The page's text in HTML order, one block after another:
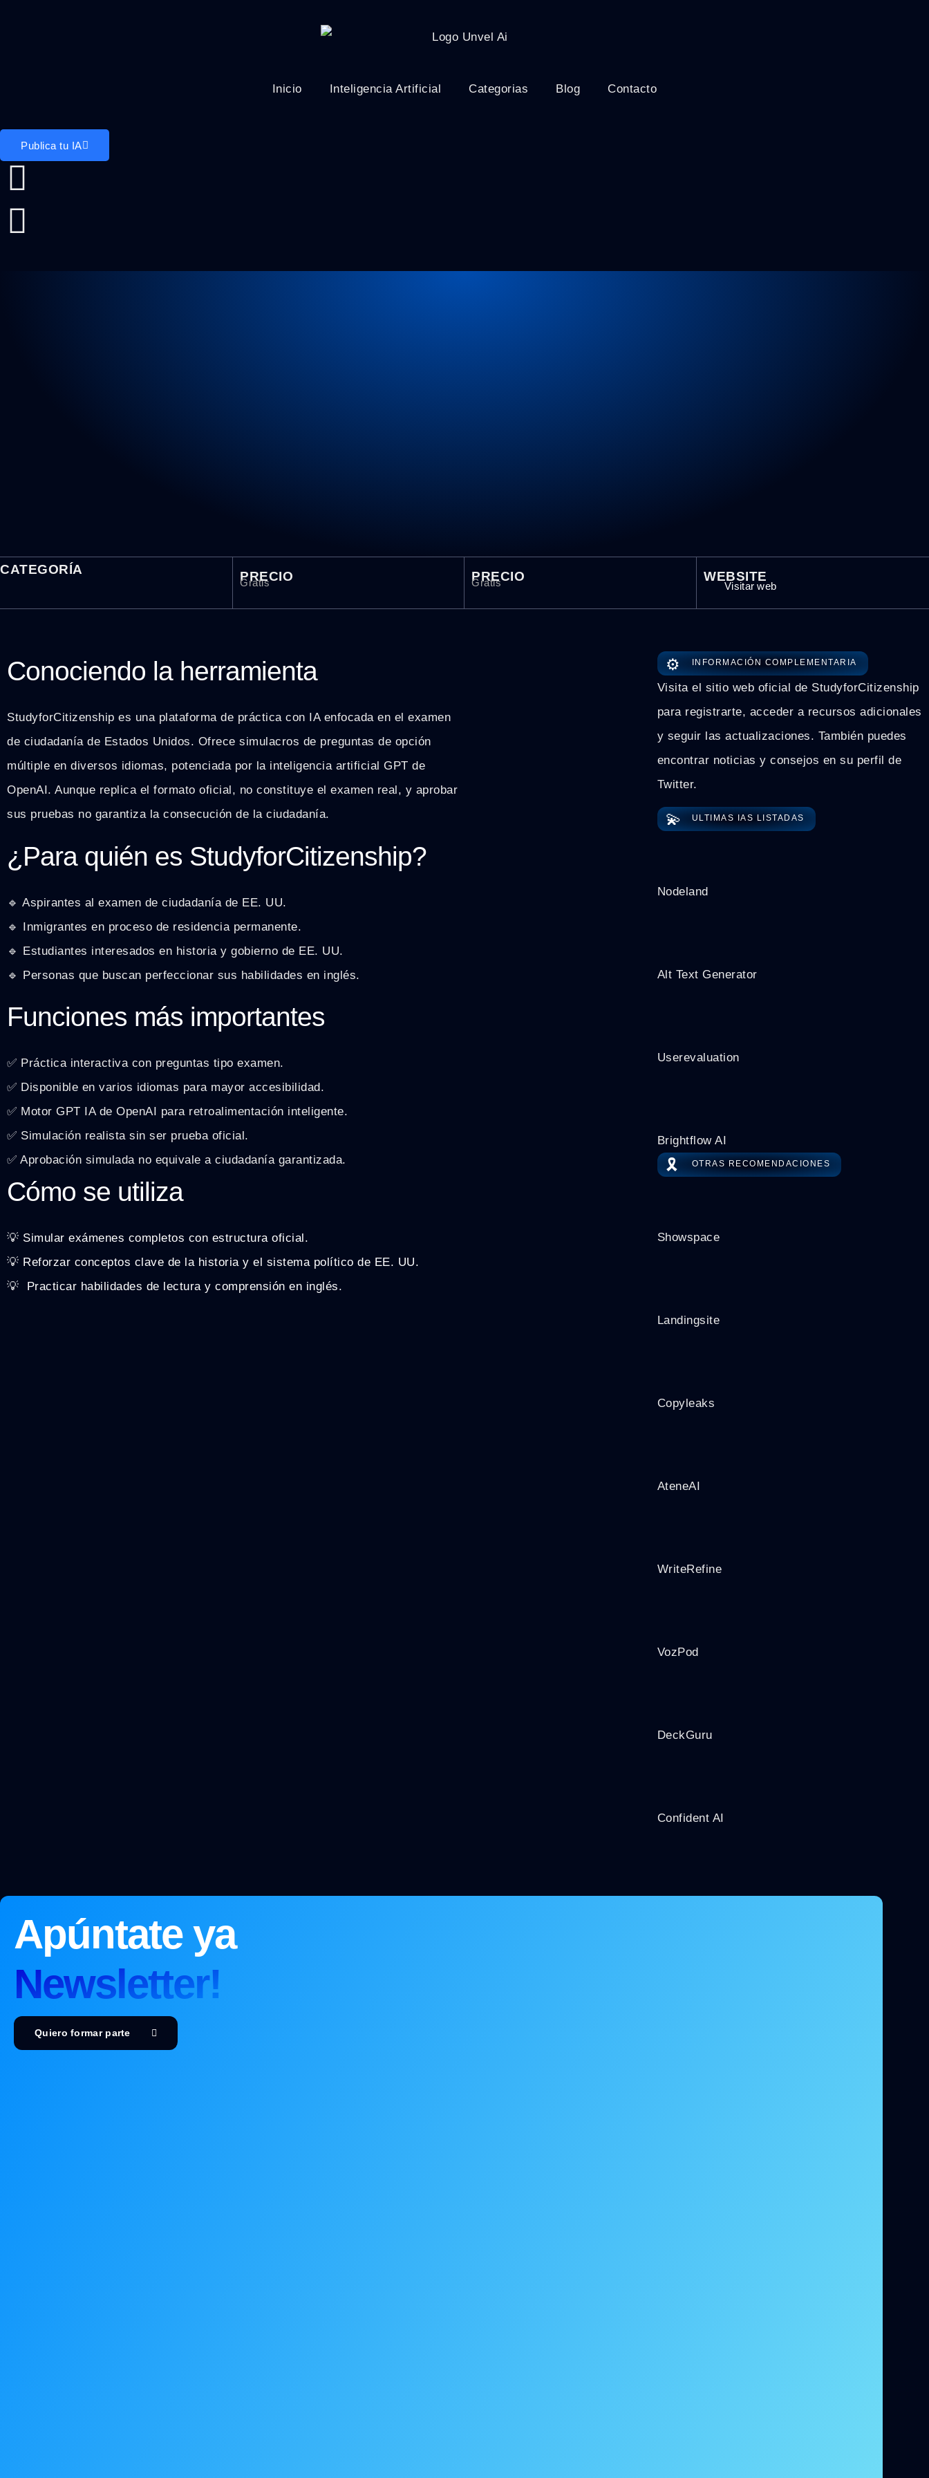
Inicio Inteligencia Artificial Categorias Blog Contacto
Publica tu IA
CATEGORÍA PRECIO
Gratis PRECIO
Gratis WEBSITE
Visitar web
Conociendo la herramienta
StudyforCitizenship es una plataforma de práctica con IA enfocada en el examen
de ciudadanía de Estados Unidos. Ofrece simulacros de preguntas de opción
múltiple en diversos idiomas, potenciada por la inteligencia artificial GPT de
OpenAI. Aunque replica el formato oficial, no constituye el examen real, y aprobar
sus pruebas no garantiza la consecución de la ciudadanía.
¿Para quién es StudyforCitizenship?
🔹 Aspirantes al examen de ciudadanía de EE. UU.
🔹 Inmigrantes en proceso de residencia permanente.
🔹 Estudiantes interesados en historia y gobierno de EE. UU.
🔹 Personas que buscan perfeccionar sus habilidades en inglés.
Funciones más importantes
✅ Práctica interactiva con preguntas tipo examen.
✅ Disponible en varios idiomas para mayor accesibilidad.
✅ Motor GPT IA de OpenAI para retroalimentación inteligente.
✅ Simulación realista sin ser prueba oficial.
✅ Aprobación simulada no equivale a ciudadanía garantizada.
Cómo se utiliza
💡 Simular exámenes completos con estructura oficial.
💡 Reforzar conceptos clave de la historia y el sistema político de EE. UU.
💡 ️ Practicar habilidades de lectura y comprensión en inglés.
⚙️ INFORMACIÓN COMPLEMENTARIA
Visita el sitio web oficial de StudyforCitizenship
para registrarte, acceder a recursos adicionales
y seguir las actualizaciones. También puedes
encontrar noticias y consejos en su perfil de
Twitter.
💫 ULTIMAS IAS LISTADAS
Nodeland
Alt Text Generator
Userevaluation
Brightflow AI
🎗️ OTRAS RECOMENDACIONES
Showspace
Landingsite
Copyleaks
AteneAI
WriteRefine
VozPod
DeckGuru
Confident AI
Apúntate ya
Newsletter!
Quiero formar parte